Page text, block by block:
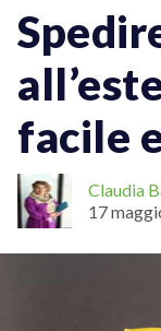
facile
Claudia
17